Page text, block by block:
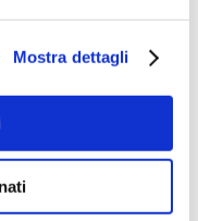
Mostra dettagli
percorso il
spirituale
piano
ed